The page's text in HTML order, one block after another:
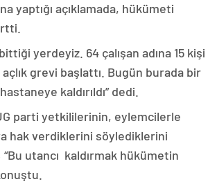
yaptığı açıklamada, hükümeti
yerdeyiz. 64 çalışan adına 15 kişi
grevi başlattı. Bugün burada bir
kaldırıldı” dedi.
parti yetkililerinin, eylemcilerle
hak verdiklerini söylediklerini
utancı kaldırmak hükümetin